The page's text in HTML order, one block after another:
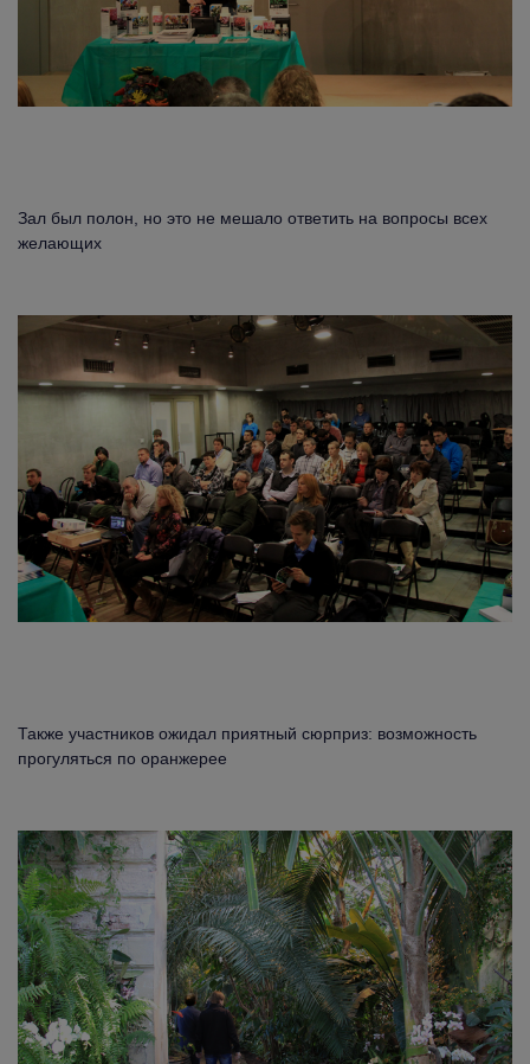
Зал был полон, но это не мешало ответить на вопросы всех
желающих
Также участников ожидал приятный сюрприз: возможность
прогуляться по оранжерее